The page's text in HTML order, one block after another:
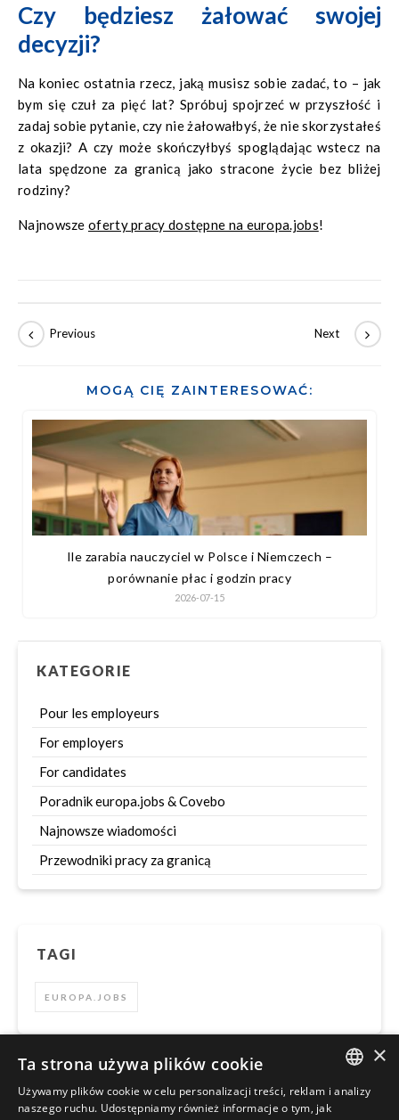
Czy będziesz żałować swojej
decyzji?
Na koniec ostatnia rzecz, jaką musisz sobie zadać, to – jak
bym się czuł za pięć lat? Spróbuj spojrzeć w przyszłość i
zadaj sobie pytanie, czy nie żałowałbyś, że nie skorzystałeś
z okazji? A czy może skończyłbyś spoglądając wstecz na
lata spędzone za granicą jako stracone życie bez bliżej
rodziny?
Najnowsze oferty pracy dostępne na europa.jobs!
MOGĄ CIĘ ZAINTERESOWAĆ:
Ile zarabia nauczyciel w Polsce i Niemczech –
porównanie płac i godzin pracy
2026-07-15
KATEGORIE
Pour les employeurs
For employers
For candidates
Poradnik europa.jobs & Covebo
Najnowsze wiadomości
Przewodniki pracy za granicą
TAGI
EUROPA.JOBS
Szukaj
×
Ta strona używa plików cookie
Używamy plików cookie w celu personalizacji treści, reklam i analizy
naszego ruchu. Udostępniamy również informacje o tym, jak